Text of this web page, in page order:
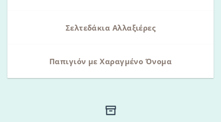
Σελτεδάκια Αλλαξιέρες
Παπιγιόν με Χαραγμένο Όνομα